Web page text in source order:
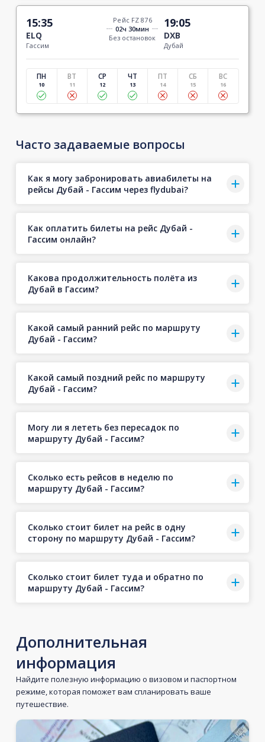
15:35
ELQ
Гассим
Рейс FZ 876
02ч 30мин
Без остановок
19:05
DXB
Дубай
ПН
10
ВТ
11
СР
12
ЧТ
13
ПТ
14
СБ
15
ВС
16
Часто задаваемые вопросы
Как я могу забронировать авиабилеты на
рейсы Дубай - Гассим через flydubai?
Как оплатить билеты на рейс Дубай -
Гассим онлайн?
Какова продолжительность полёта из
Дубай в Гассим?
Какой самый ранний рейс по маршруту
Дубай - Гассим?
Какой самый поздний рейс по маршруту
Дубай - Гассим?
Могу ли я лететь без пересадок по
маршруту Дубай - Гассим?
Сколько есть рейсов в неделю по
маршруту Дубай - Гассим?
Сколько стоит билет на рейс в одну
сторону по маршруту Дубай - Гассим?
Сколько стоит билет туда и обратно по
маршруту Дубай - Гассим?
Дополнительная
информация
Найдите полезную информацию о визовом и паспортном
режиме, которая поможет вам спланировать ваше
путешествие.